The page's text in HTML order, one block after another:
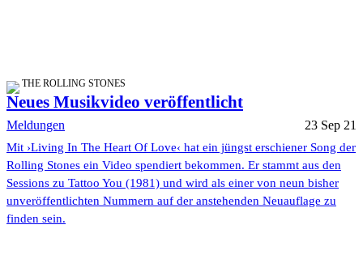
THE ROLLING STONES
Neues Musikvideo veröffentlicht
Meldungen 23 Sep 21
Mit ›Living In The Heart Of Love‹ hat ein jüngst erschiener Song der
Rolling Stones ein Video spendiert bekommen. Er stammt aus den
Sessions zu Tattoo You (1981) und wird als einer von neun bisher
unveröffentlichten Nummern auf der anstehenden Neuauflage zu
finden sein.